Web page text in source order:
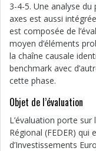
3-4-5. Une analyse
axes est aussi
est composée de
moyen d’éléments
la chaîne causale
benchmark avec
cette phase.
Objet de l’évaluation
L’évaluation porte
Régional (FEDER) qui
d’Investissements